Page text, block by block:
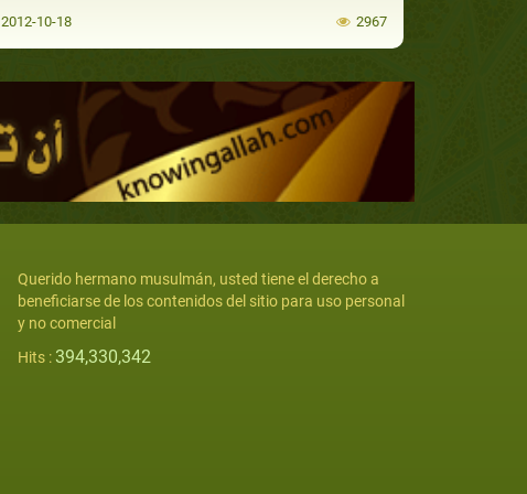
2012-10-18 2967
Querido hermano musulmán, usted tiene el derecho a
beneficiarse de los contenidos del sitio para uso personal
y no comercial
Hits : 394,330,342